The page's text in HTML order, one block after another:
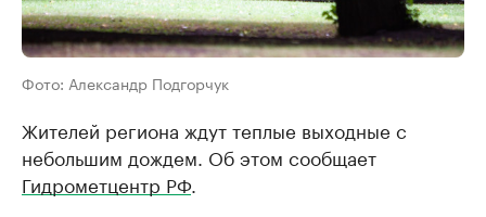
Фото: Александр Подгорчук
Жителей региона ждут теплые выходные с
небольшим дождем. Об этом сообщает
Гидрометцентр РФ